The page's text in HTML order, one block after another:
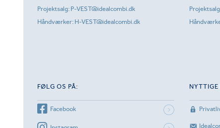
Projektsalg: P-VEST@idealcombi.dk
Håndværker: H-VEST@idealcombi.dk
FØLG OS PÅ:
Facebook
NYTTIGE